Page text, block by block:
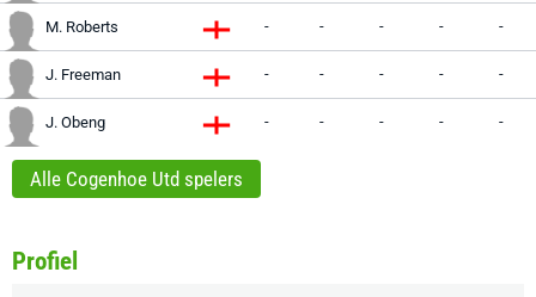
M. Roberts - - - - -
J. Freeman - - - - -
J. Obeng - - - - -
Alle Cogenhoe Utd spelers
Profiel